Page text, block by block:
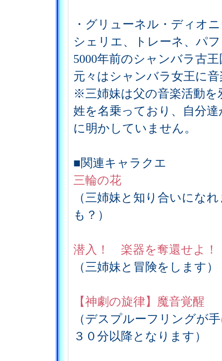
・グリューネル・ディオ
シェリエ、トレーネ、パ
5000年前のシャンバラ古
元々はシャンバラ女王に
※三姉妹は父の音楽活動を
姓を名乗っており、自分
に明かしていません。
■関連キャラクエ
三輪の花
（三姉妹と知り合いにな
も？）
潜入！ 楽器を奪還せよ！
（三姉妹と冒険をします）
【神劇の旋律】魔音覚醒
（デスプルーフリングが
３０分以降となります）